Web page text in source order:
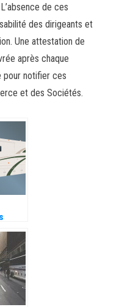
de ces
des dirigeants et
Une attestation de
après chaque
pour notifier ces
et des Sociétés.
vous